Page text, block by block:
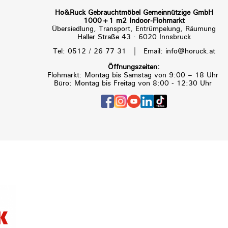
Ho&Ruck Gebrauchtmöbel Gemeinnützige GmbH
1000+1 m2 Indoor-Flohmarkt
Übersiedlung, Transport, Entrümpelung, Räumung
Haller Straße 43 · 6020 Innsbruck
Tel: 0512 / 26 77 31
|
Email: info@horuck.at
Öffnungszeiten:
Flohmarkt: Montag bis Samstag von 9:00 – 18 Uhr
Büro: Montag bis Freitag von 8:00 - 12:30 Uhr